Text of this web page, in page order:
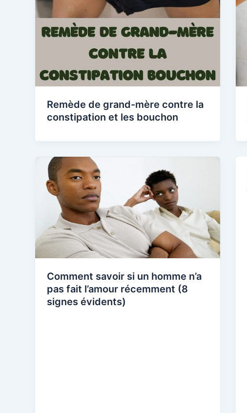
Remède de grand-mère contre la
constipation et les bouchon
Comment savoir si un homme n’a
pas fait l’amour récemment (8
signes évidents)